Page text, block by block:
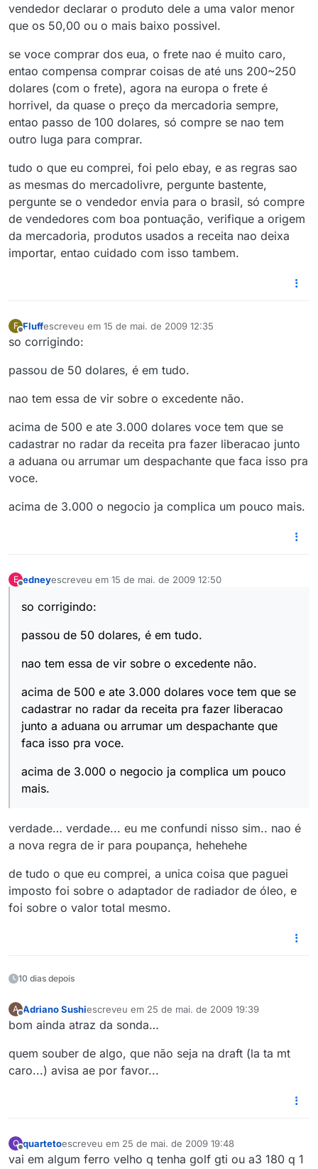
vendedor declarar o produto dele a uma valor menor
que os 50,00 ou o mais baixo possivel.
se voce comprar dos eua, o frete nao é muito caro,
entao compensa comprar coisas de até uns 200~250
dolares (com o frete), agora na europa o frete é
horrivel, da quase o preço da mercadoria sempre,
entao passo de 100 dolares, só compre se nao tem
outro luga para comprar.
tudo o que eu comprei, foi pelo ebay, e as regras sao
as mesmas do mercadolivre, pergunte bastente,
pergunte se o vendedor envia para o brasil, só compre
de vendedores com boa pontuação, verifique a origem
da mercadoria, produtos usados a receita nao deixa
importar, entao cuidado com isso tambem.
F
Offline
Fluffescreveu em 15 de mai. de 2009 12:35
última edição por
so corrigindo:
passou de 50 dolares, é em tudo.
nao tem essa de vir sobre o excedente não.
acima de 500 e ate 3.000 dolares voce tem que se
cadastrar no radar da receita pra fazer liberacao junto
a aduana ou arrumar um despachante que faca isso pra
voce.
acima de 3.000 o negocio ja complica um pouco mais.
E edneyescreveu em 15 de mai. de 2009 12:50
última edição por
so corrigindo:
passou de 50 dolares, é em tudo.
nao tem essa de vir sobre o excedente não.
acima de 500 e ate 3.000 dolares voce tem que se
cadastrar no radar da receita pra fazer liberacao
junto a aduana ou arrumar um despachante que
faca isso pra voce.
acima de 3.000 o negocio ja complica um pouco
mais.
verdade… verdade... eu me confundi nisso sim.. nao é
a nova regra de ir para poupança, hehehehe
de tudo o que eu comprei, a unica coisa que paguei
imposto foi sobre o adaptador de radiador de óleo, e
foi sobre o valor total mesmo.
10 dias depois
A
Offline
Adriano Sushiescreveu em 25 de mai. de 2009 19:39
última edição por
bom ainda atraz da sonda…
quem souber de algo, que não seja na draft (la ta mt
caro...) avisa ae por favor...
Q
Offline
quartetoescreveu em 25 de mai. de 2009 19:48
última edição por
vai em algum ferro velho q tenha golf gti ou a3 180 q 1